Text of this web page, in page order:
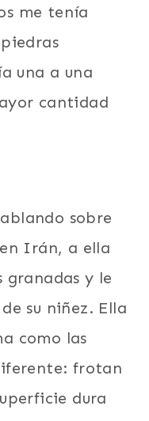
me tenía
una a una
cantidad
sobre
Irán, a ella
y le
su niñez. Ella
como las
frotan
dura